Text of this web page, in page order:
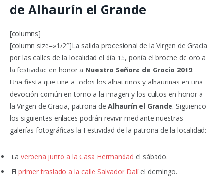
de Alhaurín el Grande
[columns]
[column size=»1/2″]La salida procesional de la Virgen de Gracia
por las calles de la localidad el día 15, ponía el broche de oro a
la festividad en honor a Nuestra Señora de Gracia 2019.
Una fiesta que une a todos los alhaurinos y alhaurinas en una
devoción común en torno a la imagen y los cultos en honor a
la Virgen de Gracia, patrona de Alhaurín el Grande. Siguiendo
los siguientes enlaces podrán revivir mediante nuestras
galerías fotográficas la Festividad de la patrona de la localidad:
La verbena junto a la Casa Hermandad el sábado.
El primer traslado a la calle Salvador Dalíel domingo.